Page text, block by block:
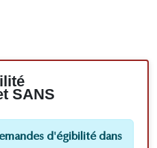
SANS
d'égibilité dans